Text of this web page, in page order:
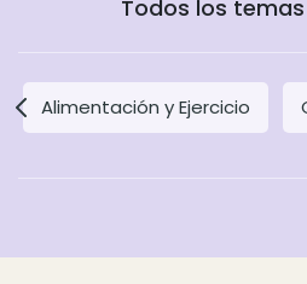
Todos los
Alimentación y Ejercicio